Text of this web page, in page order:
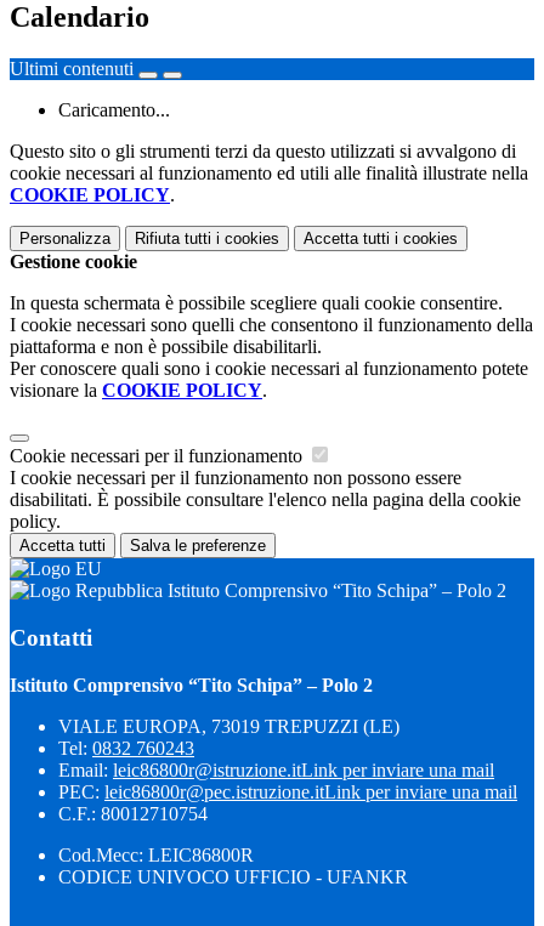
Calendario
Ultimi contenuti
Caricamento...
Questo sito o gli strumenti terzi da questo utilizzati si avvalgono di
cookie necessari al funzionamento ed utili alle finalità illustrate nella
COOKIE POLICY.
Personalizza Rifiuta tutti i cookies Accetta tutti i cookies
Gestione cookie
In questa schermata è possibile scegliere quali cookie consentire.
I cookie necessari sono quelli che consentono il funzionamento della
piattaforma e non è possibile disabilitarli.
Per conoscere quali sono i cookie necessari al funzionamento potete
visionare la COOKIE POLICY.
Cookie necessari per il funzionamento
I cookie necessari per il funzionamento non possono essere
disabilitati. È possibile consultare l'elenco nella pagina della cookie
policy.
Accetta tutti Salva le preferenze
Istituto Comprensivo “Tito Schipa” – Polo 2
Contatti
Istituto Comprensivo “Tito Schipa” – Polo 2
VIALE EUROPA, 73019 TREPUZZI (LE)
Tel: 0832 760243
Email: leic86800r@istruzione.itLink per inviare una mail
PEC: leic86800r@pec.istruzione.itLink per inviare una mail
C.F.: 80012710754
Cod.Mecc: LEIC86800R
CODICE UNIVOCO UFFICIO - UFANKR